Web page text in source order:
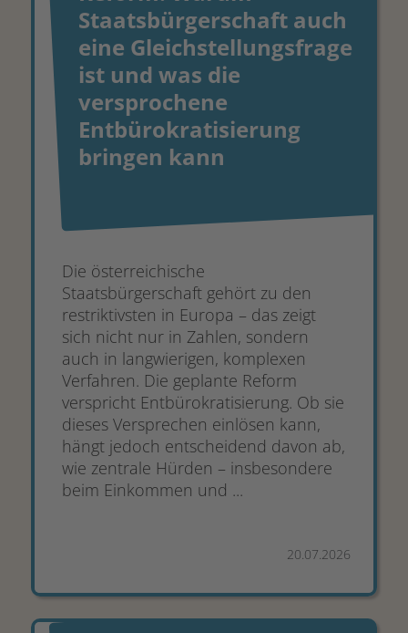
Staatsbürgerschaft auch
eine Gleichstellungsfrage
ist und was die
versprochene
Entbürokratisierung
bringen kann
Die österreichische
Staatsbürgerschaft gehört zu den
restriktivsten in Europa – das zeigt
sich nicht nur in Zahlen, sondern
auch in langwierigen, komplexen
Verfahren. Die geplante Reform
verspricht Entbürokratisierung. Ob sie
dieses Versprechen einlösen kann,
hängt jedoch entscheidend davon ab,
wie zentrale Hürden – insbesondere
beim Einkommen und ...
20.07.2026